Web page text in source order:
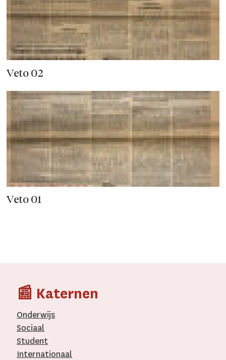
Veto 02
Veto 01
📰 Katernen
Onderwijs
Sociaal
Student
Internationaal­